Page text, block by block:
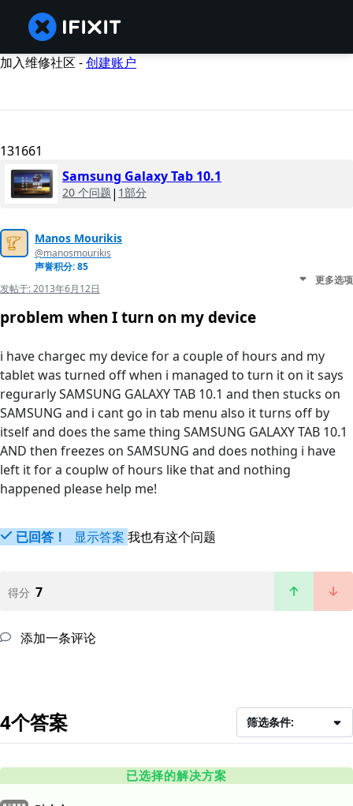
加入维修社区 -创建账户
131661
Samsung Galaxy Tab 10.1
20 个问题 | 1部分
Manos Mourikis
@manosmourikis
声誉积分: 85
发帖于:2013年6月12日
更多选项
problem when I turn on my device
i have chargec my device for a couple of hours and my
tablet was turned off when i managed to turn it on it says
regurarly SAMSUNG GALAXY TAB 10.1 and then stucks on
SAMSUNG and i cant go in tab menu also it turns off by
itself and does the same thing SAMSUNG GALAXY TAB 10.1
AND then freezes on SAMSUNG and does nothing i have
left it for a couplw of hours like that and nothing
happened please help me!
已回答！ 显示答案 我也有这个问题
得分 7
添加一条评论
4个答案 筛选条件:
已选择的解决方案